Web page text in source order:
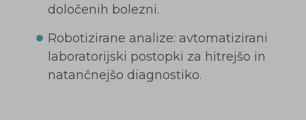
določenih bolezni.
Robotizirane analize: avtomatizirani
laboratorijski postopki za hitrejšo in
natančnejšo diagnostiko.